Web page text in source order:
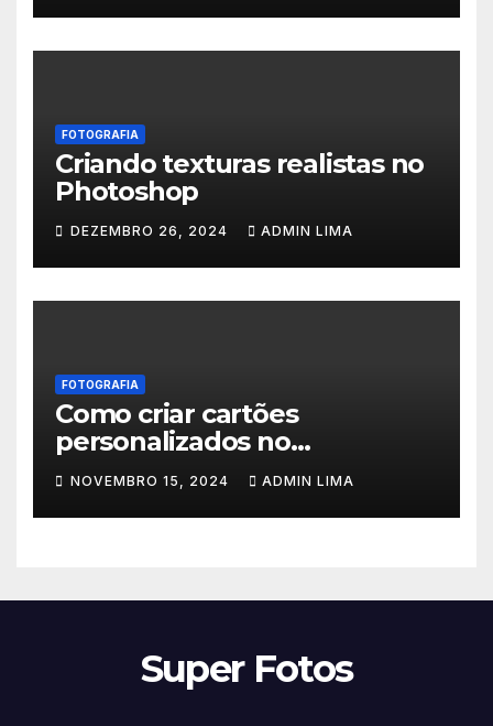
FOTOGRAFIA
Criando texturas realistas no
Photoshop
DEZEMBRO 26, 2024 ADMIN LIMA
FOTOGRAFIA
Como criar cartões
personalizados no
Photoscape
NOVEMBRO 15, 2024 ADMIN LIMA
Super Fotos